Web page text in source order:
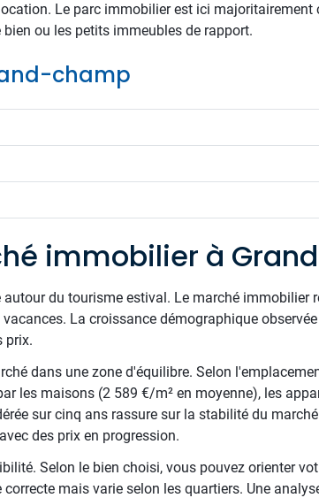
Le parc immobilier est ici
ou les petits immeubles de rapport.
champ
immobilier à
du tourisme estival. Le marché immobilier
La croissance démographique
prix.
dans une zone d'équilibre. Selon
les maisons (2 589 €/m² en moyenne), les
sur cinq ans rassure sur la stabilité du
des prix en progression.
Selon le bien choisi, vous pouvez orienter
mais varie selon les quartiers. Une